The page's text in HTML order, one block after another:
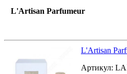
L'Artisan Parfumeur
L'Artisan
Артикул: